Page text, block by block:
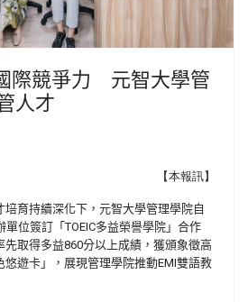
際競爭力 元智大學管
人才
【本報訊】
育持續深化下，元智大學管理學院自
單位簽訂「TOEIC多益榮譽學院」合作
先取得多益860分以上成績，獲頒象徵高
悠遊卡」，展現管理學院推動EMI雙語教